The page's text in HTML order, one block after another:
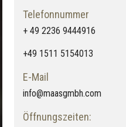
Telefonnummer
+ 49 2236 9444916
+49 1511 5154013
E-Mail
info@maasgmbh.com
Öffnungszeiten: